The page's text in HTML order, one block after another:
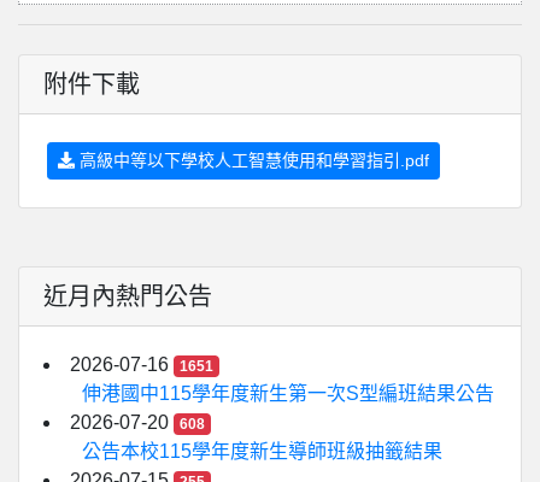
附件下載
高級中等以下學校人工智慧使用和學習指引.pdf
近月內熱門公告
2026-07-16 1651
伸港國中115學年度新生第一次S型編班結果公告
2026-07-20
608
公告本校115學年度新生導師班級抽籤結果